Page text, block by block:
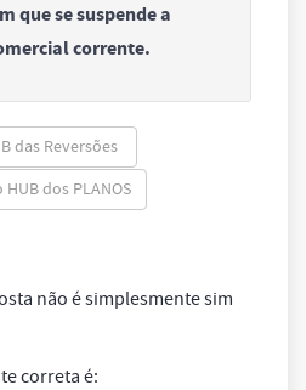
que se suspende a
corrente.
das Reversões
dos PLANOS
não é simplesmente sim
correta é: